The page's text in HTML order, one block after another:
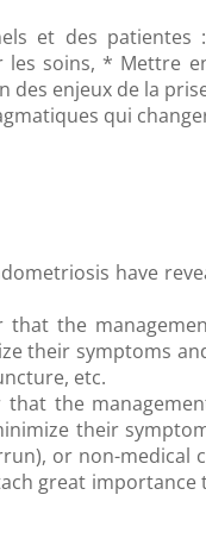
et des
soins, * Mettre
enjeux de la
qui
have
that the
their symptoms
etc.
that the
their
or non-medical
great